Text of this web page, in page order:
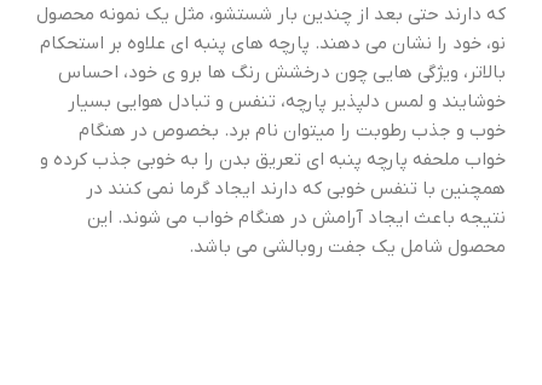
که دارند حتی بعد از چندین بار شستشو، مثل یک نمونه محصول
نو، خود را نشان می دهند. پارچه های پنبه ای علاوه بر استحکام
بالاتر، ویژگی هایی چون درخشش رنگ ها برو ی خود، احساس
خوشایند و لمس دلپذیر پارچه، تنفس و تبادل هوایی بسیار
خوب و جذب رطوبت را میتوان نام برد. بخصوص در هنگام
خواب ملحفه پارچه پنبه ای تعریق بدن را به خوبی جذب کرده و
همچنین با تنفس خوبی که دارند ایجاد گرما نمی کنند در
نتیجه باعث ایجاد آرامش در هنگام خواب می شوند. این
محصول شامل یک جفت روبالشی می باشد.